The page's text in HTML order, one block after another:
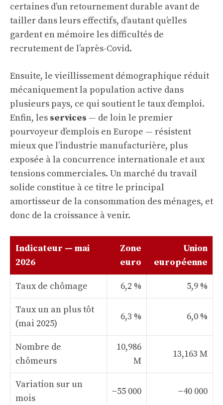
certaines d’un retournement durable avant de
tailler dans leurs effectifs, d’autant qu’elles
gardent en mémoire les difficultés de
recrutement de l’après-Covid.
Ensuite, le vieillissement démographique réduit
mécaniquement la population active dans
plusieurs pays, ce qui soutient le taux d’emploi.
Enfin, les services — de loin le premier
pourvoyeur d’emplois en Europe — résistent
mieux que l’industrie manufacturière, plus
exposée à la concurrence internationale et aux
tensions commerciales. Un marché du travail
solide constitue à ce titre le principal
amortisseur de la consommation des ménages, et
donc de la croissance à venir.
Indicateur — mai
2026
Zone
euro
Union
européenne
Taux de chômage 6,2 % 5,9 %
Taux un an plus tôt
(mai 2025)
6,3 % 6,0 %
Nombre de
chômeurs
10,986
M
13,163 M
Variation sur un
mois
−55 000 −40 000